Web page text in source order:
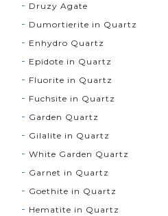
Druzy Agate
Dumortierite in Quartz
Enhydro Quartz
Epidote in Quartz
Fluorite in Quartz
Fuchsite in Quartz
Garden Quartz
Gilalite in Quartz
White Garden Quartz
Garnet in Quartz
Goethite in Quartz
Hematite in Quartz